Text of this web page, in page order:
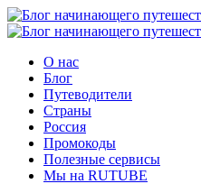
О нас
Блог
Путеводители
Страны
Россия
Промокоды
Полезные сервисы
Мы на RUTUBE